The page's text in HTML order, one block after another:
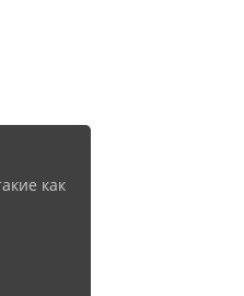
как